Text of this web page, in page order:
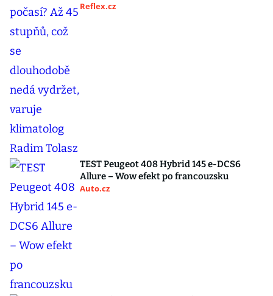
Reflex.cz
TEST Peugeot 408 Hybrid 145 e-DCS6
Allure – Wow efekt po francouzsku
Auto.cz